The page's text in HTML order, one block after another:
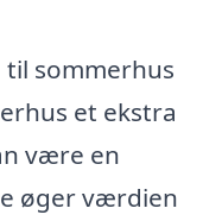
sommerhus
et ekstra
være en
øger værdien